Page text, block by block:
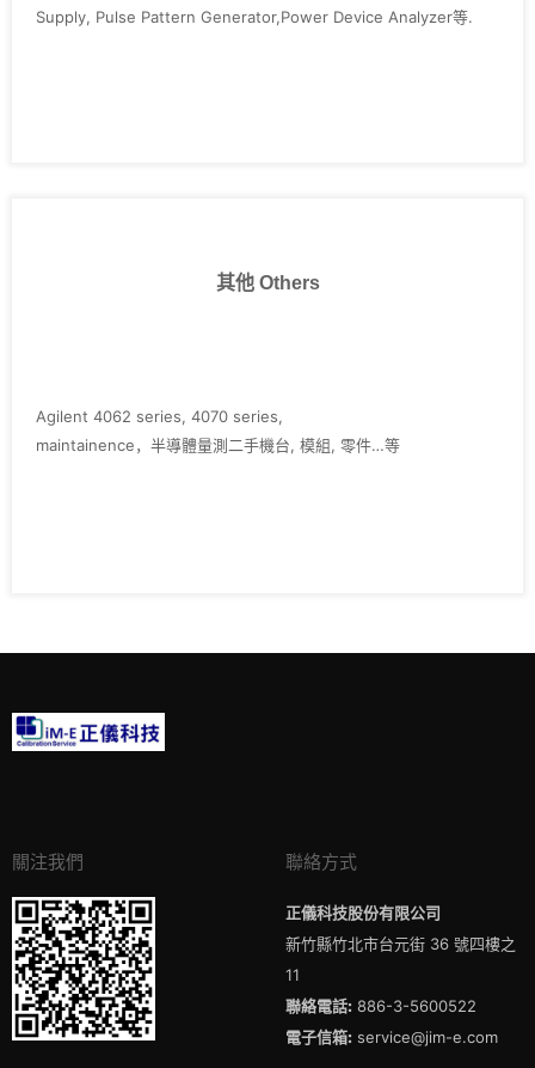
Supply, Pulse Pattern Generator,Power Device Analyzer等.
其他 Others
Agilent 4062 series, 4070 series,
maintainence，半導體量測二手機台, 模組, 零件…等
關注我們 聯絡方式
正儀科技股份有限公司
新竹縣竹北市台元街 36 號四樓之
11
聯絡電話: 886-3-5600522
電子信箱: service@jim-e.com